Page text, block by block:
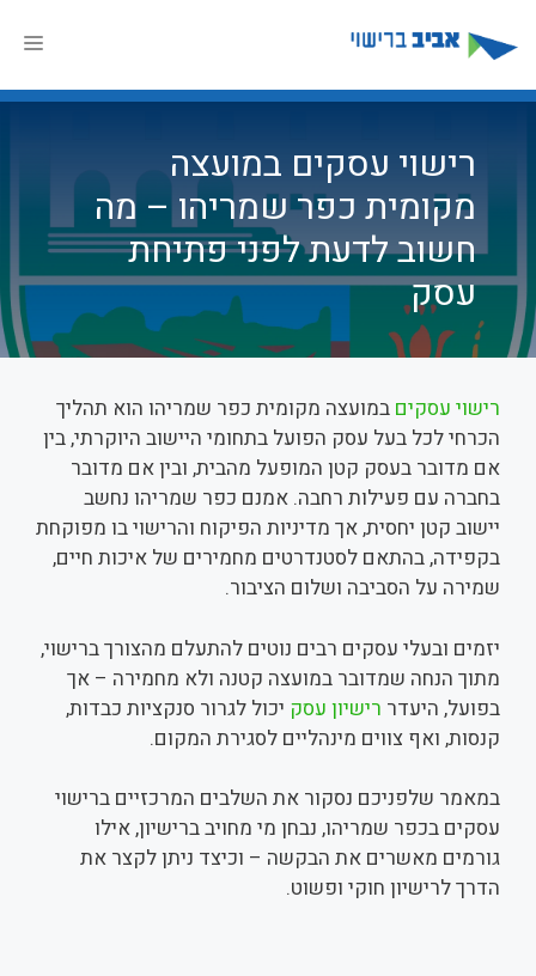
לתוכן
רישוי עסקים במועצה
מקומית כפר שמריהו – מה
חשוב לדעת לפני פתיחת
עסק
רישוי עסקים במועצה מקומית כפר שמריהו הוא תהליך
הכרחי לכל בעל עסק הפועל בתחומי היישוב היוקרתי, בין
אם מדובר בעסק קטן המופעל מהבית, ובין אם מדובר
בחברה עם פעילות רחבה. אמנם כפר שמריהו נחשב
יישוב קטן יחסית, אך מדיניות הפיקוח והרישוי בו מפוקחת
בקפידה, בהתאם לסטנדרטים מחמירים של איכות חיים,
שמירה על הסביבה ושלום הציבור.
יזמים ובעלי עסקים רבים נוטים להתעלם מהצורך ברישוי,
מתוך הנחה שמדובר במועצה קטנה ולא מחמירה – אך
בפועל, היעדר רישיון עסק יכול לגרור סנקציות כבדות,
קנסות, ואף צווים מינהליים לסגירת המקום.
במאמר שלפניכם נסקור את השלבים המרכזיים ברישוי
עסקים בכפר שמריהו, נבחן מי מחויב ברישיון, אילו
גורמים מאשרים את הבקשה – וכיצד ניתן לקצר את
הדרך לרישיון חוקי ופשוט.